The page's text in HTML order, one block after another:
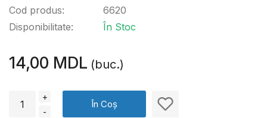
Cod produs:
Disponibilitate:
6620
În Stoc
14,00 MDL (buc.)
+
-
În Coș